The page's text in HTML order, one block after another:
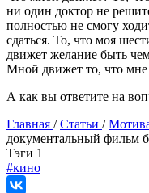
ни один доктор не
полностью не смогу
сдаться. То, что моя
движет желание быть
Мной движет то, что мне
А как вы ответите на
Главная /Статьи /
документальный фильм
Tэги 1
#кино